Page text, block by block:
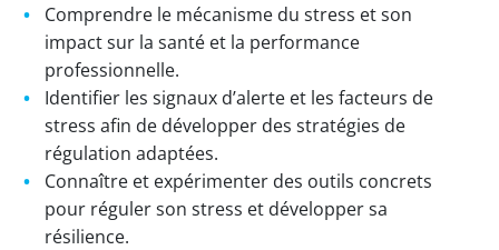
Comprendre le mécanisme du stress et son
impact sur la santé et la performance
professionnelle.
Identifier les signaux d’alerte et les facteurs de
stress afin de développer des stratégies de
régulation adaptées.
Connaître et expérimenter des outils concrets
pour réguler son stress et développer sa
résilience.